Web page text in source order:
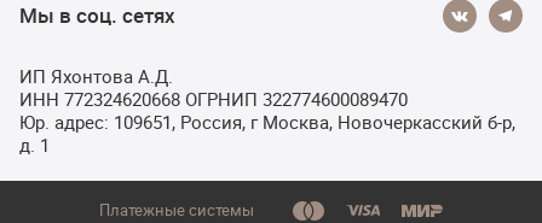
Мы в соц. сетях
ИП Яхонтова А.Д.
ИНН 772324620668 ОГРНИП 322774600089470
Юр. адрес: 109651, Россия, г Москва, Новочеркасский б-р,
д. 1
Платежные системы